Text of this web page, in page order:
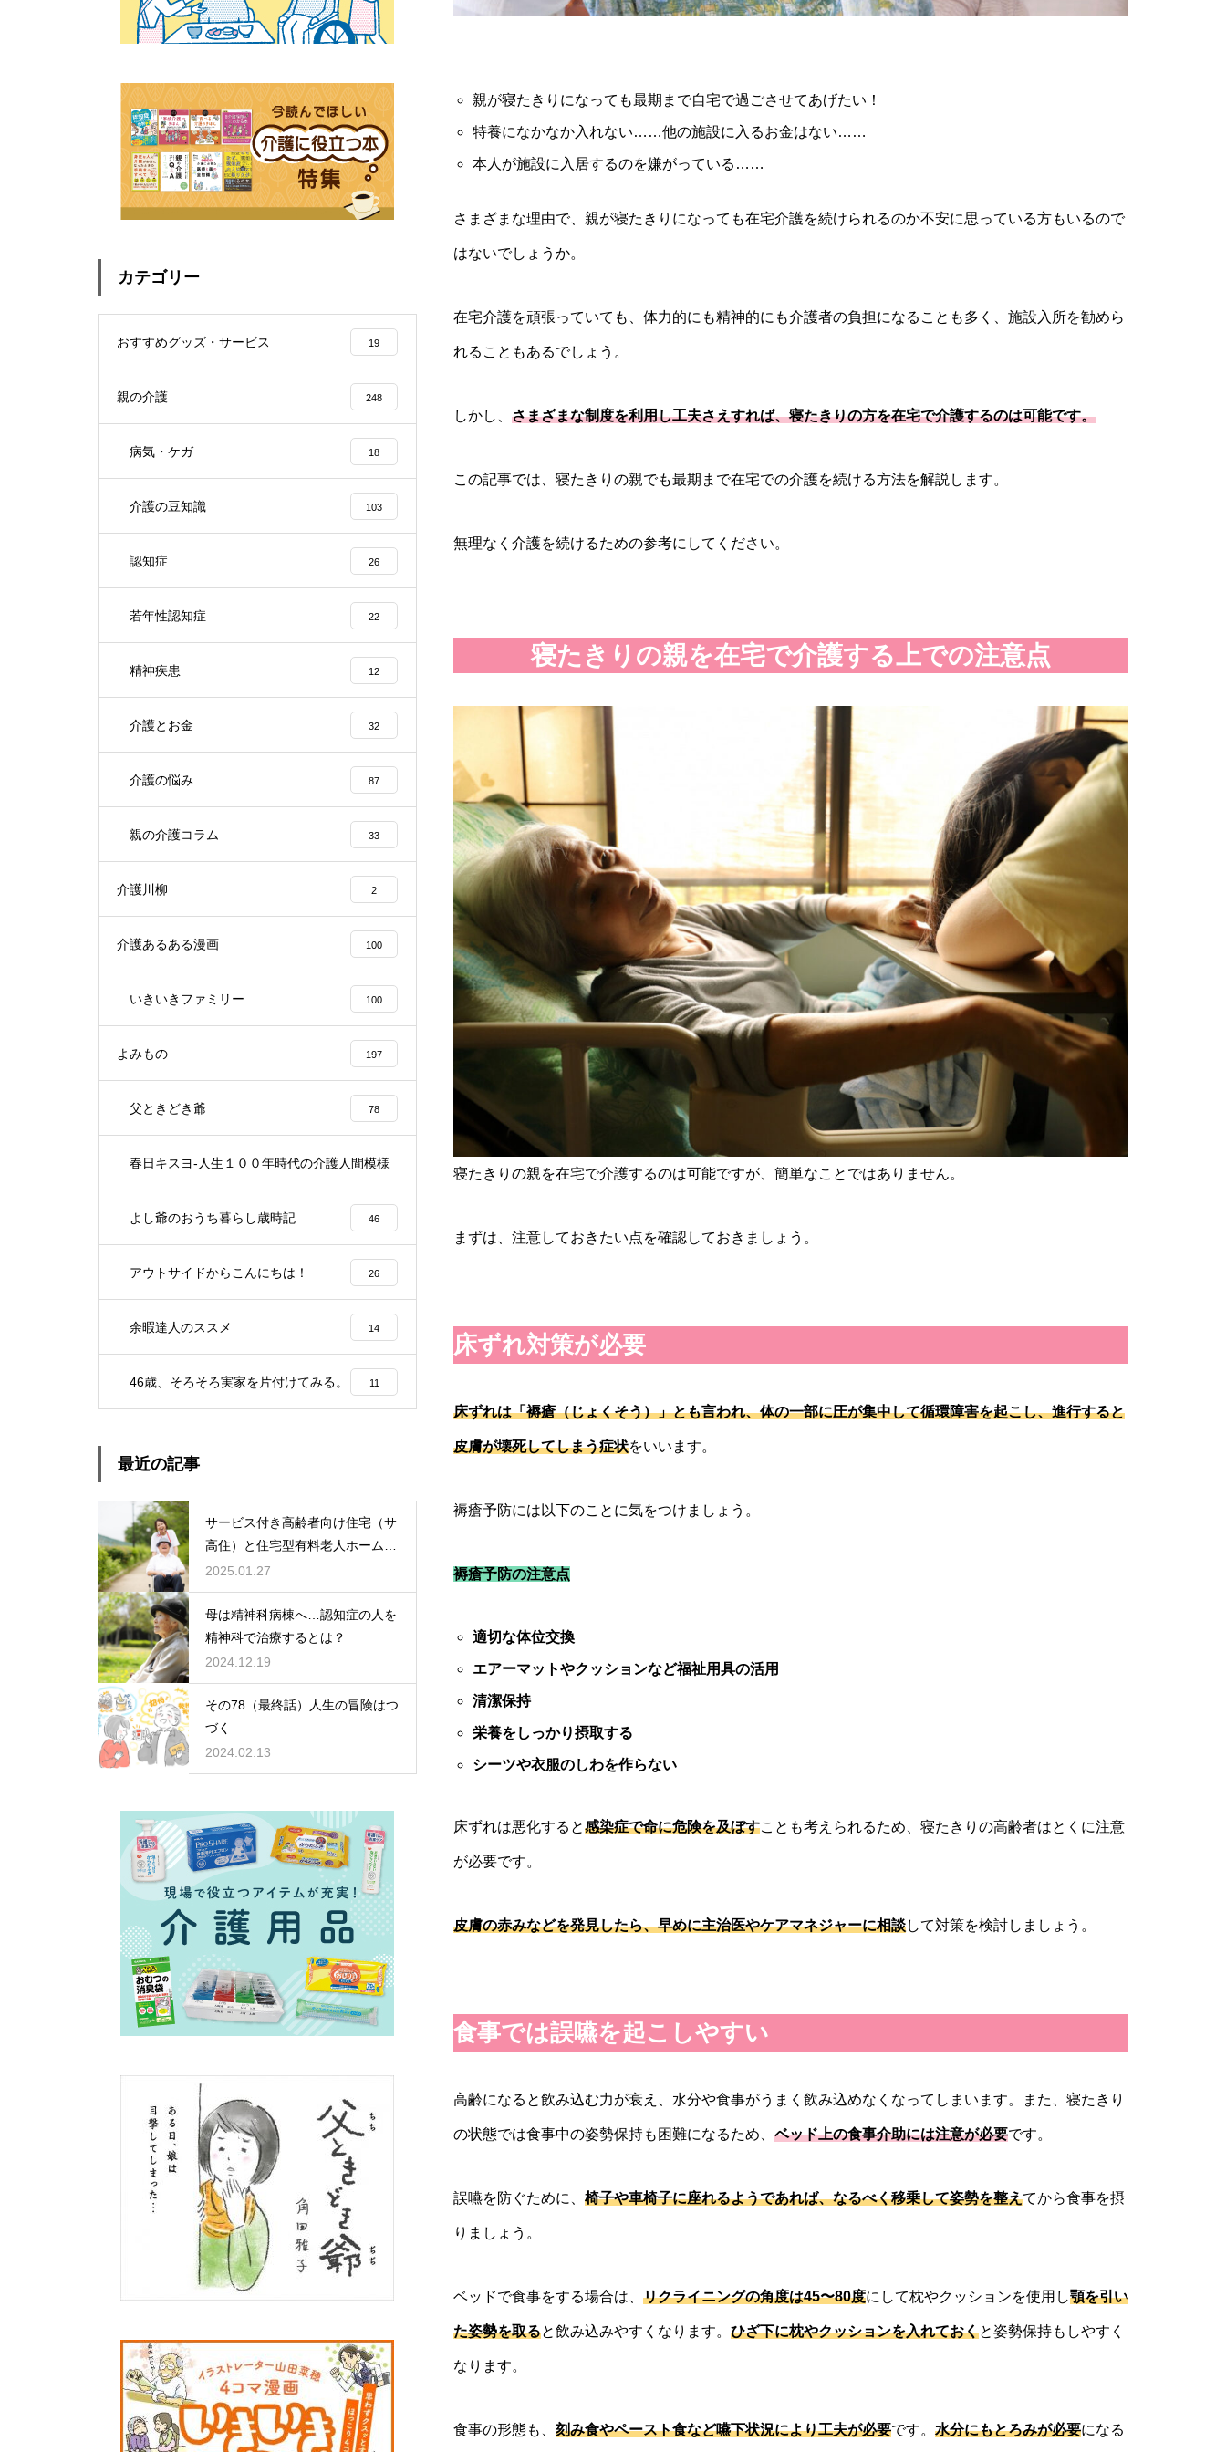
親が寝たきりになっても最期まで自宅で過ごさせてあげたい！
特養になかなか入れない……他の施設に入るお金はない……
本人が施設に入居するのを嫌がっている……
さまざまな理由で、親が寝たきりになっても在宅介護を続けられるのか不安に思っている方もいるので
はないでしょうか。
在宅介護を頑張っていても、体力的にも精神的にも介護者の負担になることも多く、施設入所を勧めら
れることもあるでしょう。
しかし、 さまざまな制度を利用し工夫さえすれば、寝たきりの方を在宅で介護するのは可能です。
この記事では、寝たきりの親でも最期まで在宅での介護を続ける方法を解説します。
無理なく介護を続けるための参考にしてください。
寝たきりの親を在宅で介護する上での注意点
寝たきりの親を在宅で介護するのは可能ですが、簡単なことではありません。
まずは、注意しておきたい点を確認しておきましょう。
床ずれ対策が必要
床ずれは「褥瘡（じょくそう）」とも言われ、体の一部に圧が集中して循環障害を起こし、進行すると
皮膚が壊死してしまう症状をいいます。
褥瘡予防には以下のことに気をつけましょう。
褥瘡予防の注意点
適切な体位交換
エアーマットやクッションなど福祉用具の活用
清潔保持
栄養をしっかり摂取する
シーツや衣服のしわを作らない
床ずれは悪化すると感染症で命に危険を及ぼすことも考えられるため、寝たきりの高齢者はとくに注意
が必要です。
皮膚の赤みなどを発見したら、早めに主治医やケアマネジャーに相談して対策を検討しましょう。
食事では誤嚥を起こしやすい
高齢になると飲み込む力が衰え、水分や食事がうまく飲み込めなくなってしまいます。また、寝たきり
の状態では食事中の姿勢保持も困難になるため、 ベッド上の食事介助には注意が必要です。
誤嚥を防ぐために、 椅子や車椅子に座れるようであれば、なるべく移乗して姿勢を整えてから食事を摂
りましょう。
ベッドで食事をする場合は、 リクライニングの角度は45〜80度にして枕やクッションを使用し顎を引い
た姿勢を取ると飲み込みやすくなります。 ひざ下に枕やクッションを入れておくと姿勢保持もしやすく
なります。
食事の形態も、 刻み食やペースト食など嚥下状況により工夫が必要です。 水分にもとろみが必要になる
カテゴリー
おすすめグッズ・サービス 19
親の介護 248
病気・ケガ 18
介護の豆知識 103
認知症 26
若年性認知症 22
精神疾患 12
介護とお金 32
介護の悩み 87
親の介護コラム 33
介護川柳 2
介護あるある漫画 100
いきいきファミリー 100
よみもの 197
父ときどき爺 78
春日キスヨ-人生１００年時代の介護人間模様
よし爺のおうち暮らし歳時記 46
アウトサイドからこんにちは！ 26
余暇達人のススメ 14
46歳、そろそろ実家を片付けてみる。 11
最近の記事
サービス付き高齢者向け住宅（サ
高住）と住宅型有料老人ホーム：
どちらを選ぶ？
2025.01.27
母は精神科病棟へ…認知症の人を
精神科で治療するとは？
2024.12.19
その78（最終話）人生の冒険はつ
づく
2024.02.13